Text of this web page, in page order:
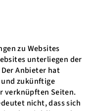
zu Websites
unterliegen der
Anbieter hat
zukünftige
verknüpften Seiten.
nicht, dass sich